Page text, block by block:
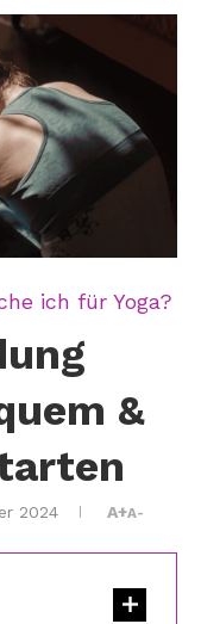
ich für Yoga?
&
2024 A+A-